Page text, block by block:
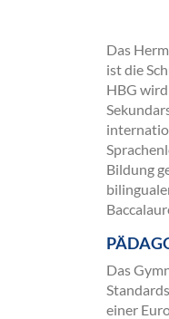
Das
ist die
HBG
Bildung
Das
einer